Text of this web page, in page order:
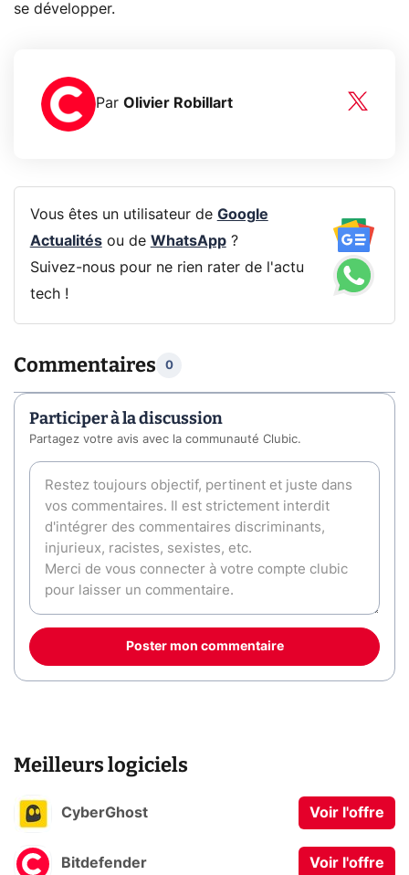
se développer.
Par Olivier Robillart
Vous êtes un utilisateur de Google
Actualitésou de WhatsApp?
Suivez-nous pour ne rien rater de l'actu
tech !
Commentaires 0
Participer à la discussion
Partagez votre avis avec la communauté Clubic.
Poster mon commentaire
Meilleurs logiciels
CyberGhost Voir l'offre
Bitdefender Voir l'offre